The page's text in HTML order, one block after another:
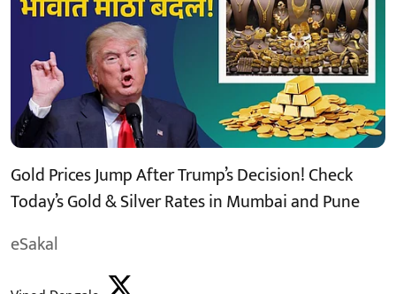
Gold Prices Jump After Trump’s Decision! Check
Today’s Gold & Silver Rates in Mumbai and Pune
eSakal